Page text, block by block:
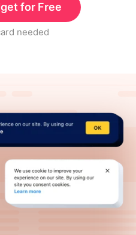
for Free
needed